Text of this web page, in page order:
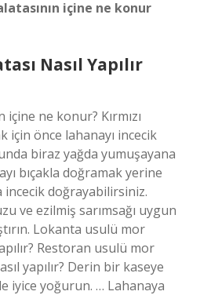
içine ne konur
Nasıl Yapılır
ne konur? Kırmızı
için önce lahanayı incecik
biraz yağda yumuşayana
bıçakla doğramak yerine
incecik doğrayabilirsiniz.
ve ezilmiş sarımsağı uygun
Lokanta usulü mor
Restoran usulü mor
yapılır? Derin bir kaseye
iyice yoğurun. … Lahanaya